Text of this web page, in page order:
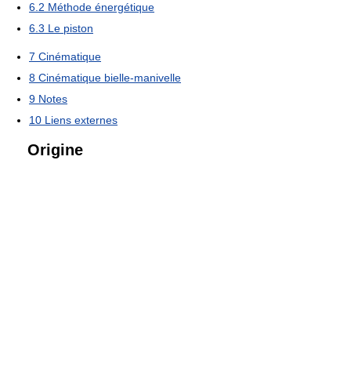
6.2 Méthode énergétique
6.3 Le piston
7 Cinématique
8 Cinématique bielle-manivelle
9 Notes
10 Liens externes
Origine